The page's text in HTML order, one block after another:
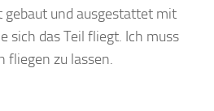
gebaut und ausgestattet mit
sich das Teil fliegt. Ich muss
fliegen zu lassen.